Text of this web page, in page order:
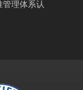
理体系认